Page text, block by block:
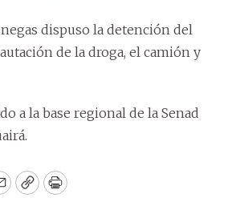
dispuso la detención del
de la droga, el camión y
a la base regional de la Senad
CopyPrint